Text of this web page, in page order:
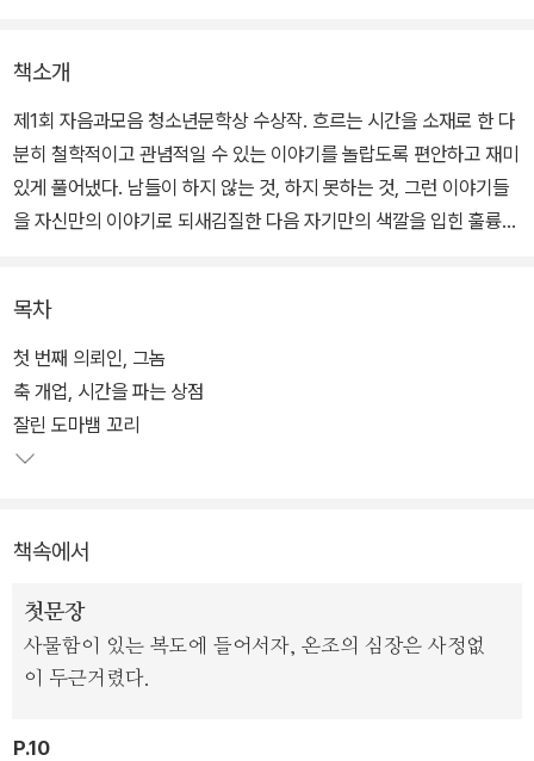
책소개
제1회 자음과모음 청소년문학상 수상작. 흐르는 시간을 소재로 한 다
분히 철학적이고 관념적일 수 있는 이야기를 놀랍도록 편안하고 재미
있게 풀어냈다. 남들이 하지 않는 것, 하지 못하는 것, 그런 이야기들
을 자신만의 이야기로 되새김질한 다음 자기만의 색깔을 입힌 훌륭함
추리소설 기법을 살짝 빌려다가 끊임없이 호기심을 유발시키고 끝까
지 긴장감을 놓지 않게 하는데, 그 흐름이 참으로 자연스럽다. 이야기
를 풀어가는 힘은 물론이거니와 펼쳐지는 문장과 어휘의 선택은 청소
년 독자에 대한 배려, 글쓰기에 대한 작가의 깊이 있는 사유와 책임감
주인공 온조는 인터넷 카페에 ‘크로노스’라는 닉네임을 달고 ‘시간을
아빠의 못다 이룬 뜻을 이어받은 온조는 손님들의 의뢰를 해결해주는
‘시간을 파는 상점’의 주인, 크로노스가 되었다. 첫 번째 의뢰인의 닉
네임은 ‘네곁에’. 온조의 옆반에서 일어난 PMP 분실 사건을 의뢰한
목차
첫 번째 의뢰인, 그놈
축 개업, 시간을 파는 상점
잘린 도마뱀 꼬리
책속에서
첫문장
사물함이 있는 복도에 들어서자, 온조의 심장은 사정없
이 두근거렸다.
P.10